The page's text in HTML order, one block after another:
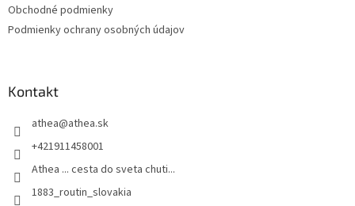
Obchodné podmienky
Podmienky ochrany osobných údajov
Kontakt
athea@athea.sk
+421911458001
Athea ... cesta do sveta chuti...
1883_routin_slovakia